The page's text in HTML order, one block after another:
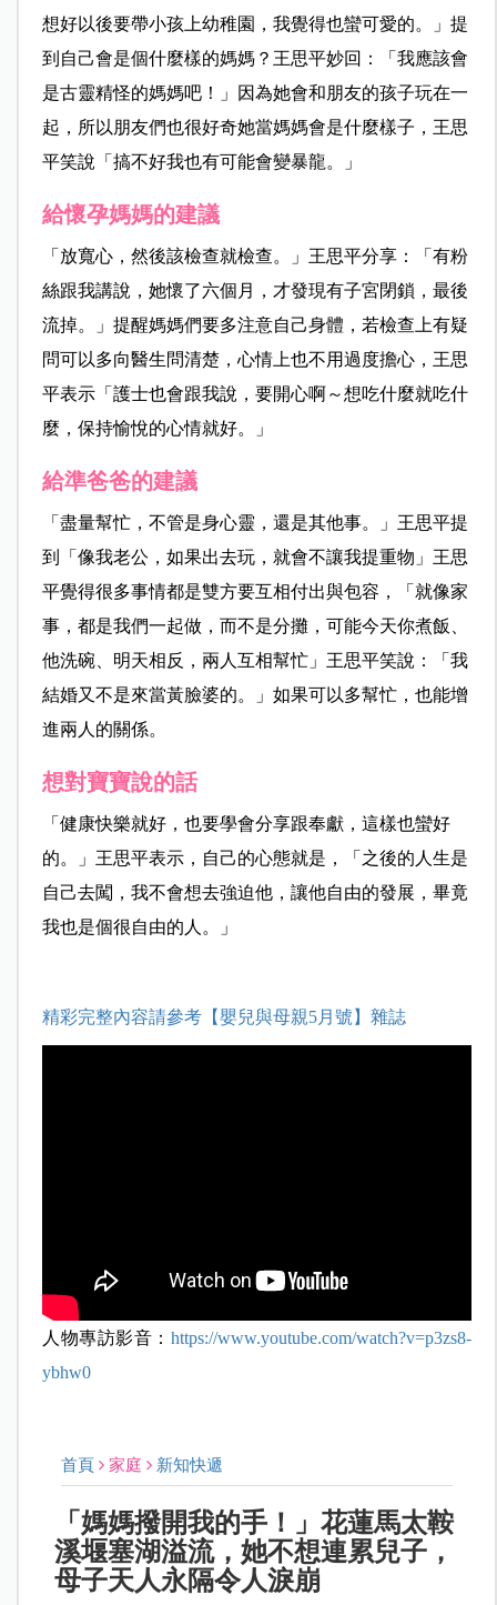
想好以後要帶小孩上幼稚園，我覺得也蠻可愛的。」提
到自己會是個什麼樣的媽媽？王思平妙回：「我應該會
是古靈精怪的媽媽吧！」因為她會和朋友的孩子玩在一
起，所以朋友們也很好奇她當媽媽會是什麼樣子，王思
平笑說「搞不好我也有可能會變暴龍。」
給懷孕媽媽的建議
「放寬心，然後該檢查就檢查。」王思平分享：「有粉
絲跟我講說，她懷了六個月，才發現有子宮閉鎖，最後
流掉。」提醒媽媽們要多注意自己身體，若檢查上有疑
問可以多向醫生問清楚，心情上也不用過度擔心，王思
平表示「護士也會跟我說，要開心啊～想吃什麼就吃什
麼，保持愉悅的心情就好。」
給準爸爸的建議
「盡量幫忙，不管是身心靈，還是其他事。」王思平提
到「像我老公，如果出去玩，就會不讓我提重物」王思
平覺得很多事情都是雙方要互相付出與包容，「就像家
事，都是我們一起做，而不是分攤，可能今天你煮飯、
他洗碗、明天相反，兩人互相幫忙」王思平笑說：「我
結婚又不是來當黃臉婆的。」如果可以多幫忙，也能增
進兩人的關係。
想對寶寶說的話
「健康快樂就好，也要學會分享跟奉獻，這樣也蠻好
的。」王思平表示，自己的心態就是，「之後的人生是
自己去闖，我不會想去強迫他，讓他自由的發展，畢竟
我也是個很自由的人。」
精彩完整內容請參考【嬰兒與母親5月號】雜誌
人物專訪影音：https://www.youtube.com/watch?v=p3zs8-
ybhw0
首頁 家庭 新知快遞
「媽媽撥開我的手！」花蓮馬太鞍
溪堰塞湖溢流，她不想連累兒子，
母子天人永隔令人淚崩